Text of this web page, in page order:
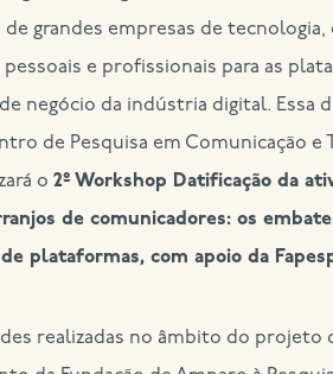
grandes empresas de tecnologia,
e profissionais para as
negócio da indústria digital. Essa
de Pesquisa em Comunicação e
o 2º Workshop Datificação da
de comunicadores: os
plataformas, com apoio da
realizadas no âmbito do projeto